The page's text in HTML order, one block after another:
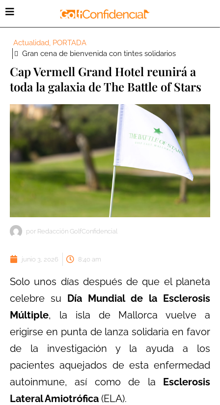
Actualidad, PORTADA
Gran cena de bienvenida con tintes solidarios
Cap Vermell Grand Hotel reunirá a
toda la galaxia de The Battle of Stars
por Redacción GolfConfidencial
junio 3, 2026 8:40 am
Solo unos días después de que el planeta
celebre su Día Mundial de la Esclerosis
Múltiple, la isla de Mallorca vuelve a
erigirse en punta de lanza solidaria en favor
de la investigación y la ayuda a los
pacientes aquejados de esta enfermedad
autoinmune, así como de la Esclerosis
Lateral Amiotrófica (ELA).